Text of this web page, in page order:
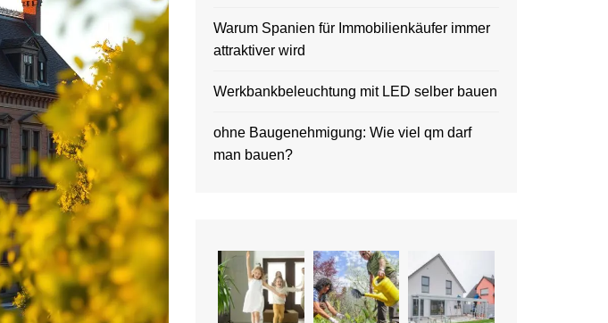
Warum Spanien für Immobilienkäufer immer
attraktiver wird
Werkbankbeleuchtung mit LED selber bauen
ohne Baugenehmigung: Wie viel qm darf
man bauen?